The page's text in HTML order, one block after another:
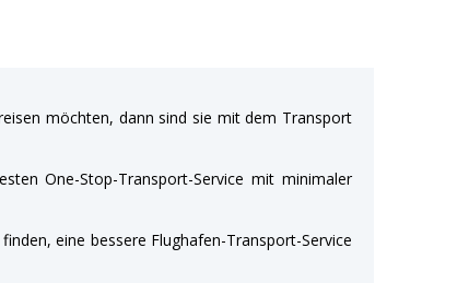
möchten, dann sind sie mit dem Transport
One-Stop-Transport-Service mit minimaler
eine bessere Flughafen-Transport-Service